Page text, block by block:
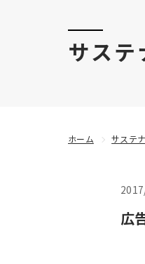
サステ
広
ホーム サステ